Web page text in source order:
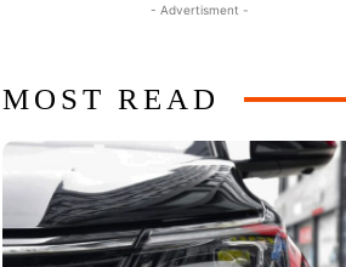
- Advertisment -
MOST READ